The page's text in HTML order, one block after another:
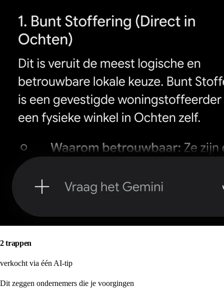
2 trappen
verkocht via één AI-tip
Dit zeggen ondernemers die je voorgingen